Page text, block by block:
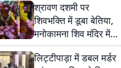
जताया आक्रोश
श्रावण दशमी पर
शिवभक्ति में डूबा बेतिया,
मनोकामना शिव मंदिर में
हुआ भव्य श्रृंगार
लिट्टीपाड़ा में डबल मर्डर